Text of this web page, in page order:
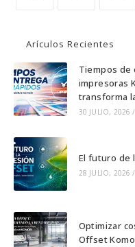
una
nueva
pestaña
una
nueva
pestaña
una
nueva
pestaña
Arículos Recientes
Tiempos de
impresoras
transforma
30 JULIO, 2026 /
El futuro de
28 JULIO, 2026 /
Optimizar
Offset